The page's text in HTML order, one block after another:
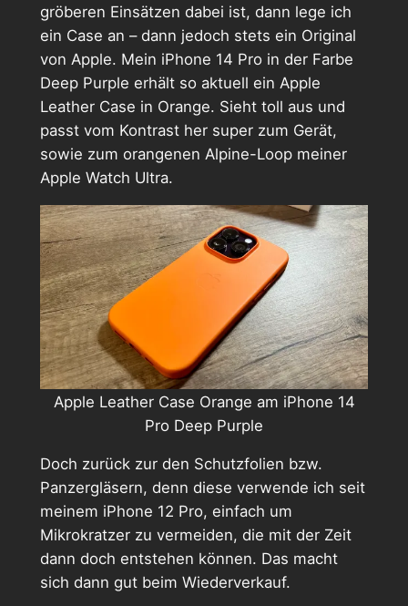
gröberen Einsätzen dabei ist, dann lege ich
ein Case an – dann jedoch stets ein Original
von Apple. Mein iPhone 14 Pro in der Farbe
Deep Purple erhält so aktuell ein Apple
Leather Case in Orange. Sieht toll aus und
passt vom Kontrast her super zum Gerät,
sowie zum orangenen Alpine-Loop meiner
Apple Watch Ultra.
Apple Leather Case Orange am iPhone 14
Pro Deep Purple
Doch zurück zur den Schutzfolien bzw.
Panzergläsern, denn diese verwende ich seit
meinem iPhone 12 Pro, einfach um
Mikrokratzer zu vermeiden, die mit der Zeit
dann doch entstehen können. Das macht
sich dann gut beim Wiederverkauf.